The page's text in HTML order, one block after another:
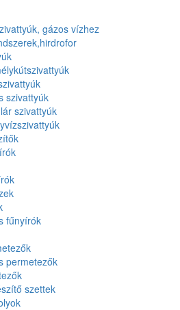
gázos vízhez
szivattyúk
szivattyúk
fűnyírók
permetezők
szettek